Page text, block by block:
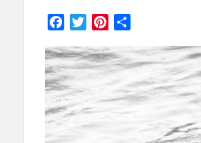
Facebook
TwitterPinterest